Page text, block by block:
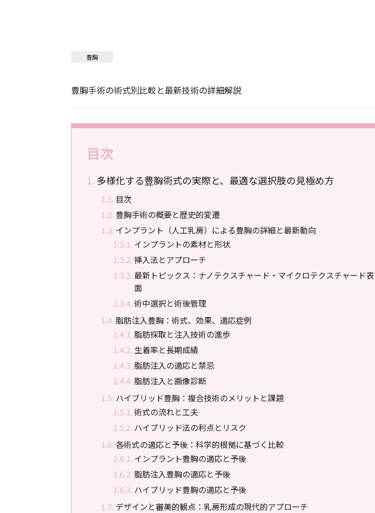
豊胸
豊胸手術の術式別比較と最新技術の詳細解説
目次
多様化する豊胸術式の実際と、最適な選択肢の見極め方
目次
豊胸手術の概要と歴史的変遷
インプラント（人工乳房）による豊胸の詳細と最新動向
インプラントの素材と形状
挿入法とアプローチ
最新トピックス：ナノテクスチャード・マイクロテクスチャード表
面
術中選択と術後管理
脂肪注入豊胸：術式、効果、適応症例
脂肪採取と注入技術の進歩
生着率と長期成績
脂肪注入の適応と禁忌
脂肪注入と画像診断
ハイブリッド豊胸：複合技術のメリットと課題
術式の流れと工夫
ハイブリッド法の利点とリスク
各術式の適応と予後：科学的根拠に基づく比較
インプラント豊胸の適応と予後
脂肪注入豊胸の適応と予後
ハイブリッド豊胸の適応と予後
デザインと審美的観点：乳房形成の現代的アプローチ